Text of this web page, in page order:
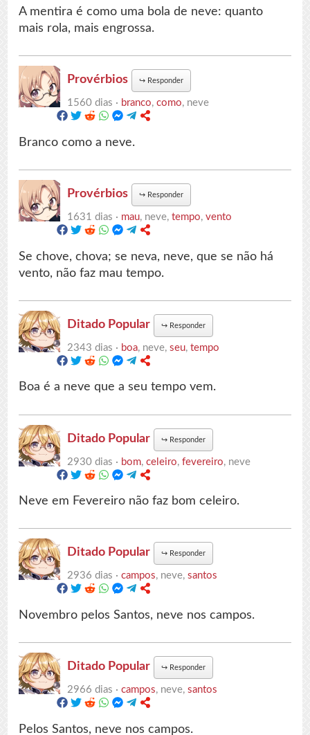
A mentira é como uma bola de neve: quanto
mais rola, mais engrossa.
Provérbios ↪ Responder
1560 dias · branco,como, neve
Branco como a neve.
Provérbios ↪ Responder
1631 dias · mau, neve,tempo,vento
Se chove, chova; se neva, neve, que se não há
vento, não faz mau tempo.
Ditado Popular ↪ Responder
2343 dias · boa, neve,seu,tempo
Boa é a neve que a seu tempo vem.
Ditado Popular ↪ Responder
2930 dias · bom,celeiro,fevereiro, neve
Neve em Fevereiro não faz bom celeiro.
Ditado Popular ↪ Responder
2936 dias ·campos, neve,santos
Novembro pelos Santos, neve nos campos.
Ditado Popular ↪ Responder
2966 dias ·campos, neve,santos
Pelos Santos, neve nos campos.